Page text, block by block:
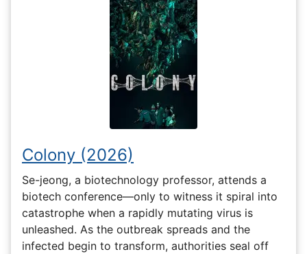
Colony (2026)
Se-jeong, a biotechnology professor, attends a
biotech conference—only to witness it spiral into
catastrophe when a rapidly mutating virus is
unleashed. As the outbreak spreads and the
infected begin to transform, authorities seal off